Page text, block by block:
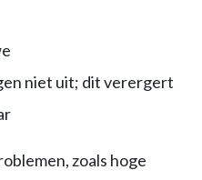
niet uit; dit verergert
zoals hoge